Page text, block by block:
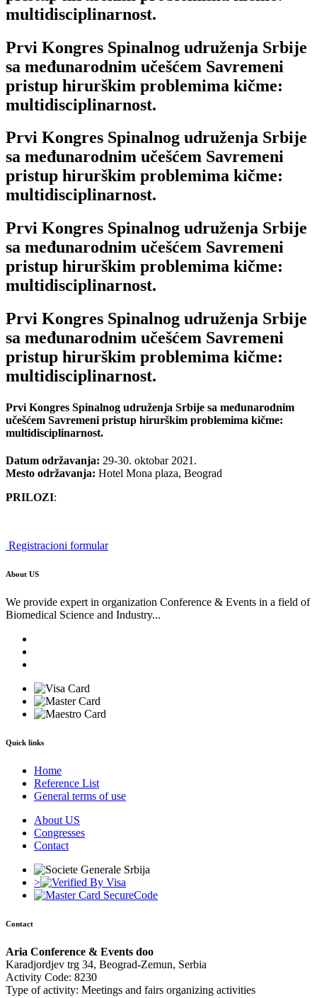
multidisciplinarnost.
Prvi Kongres Spinalnog udruženja Srbije
sa međunarodnim učešćem Savremeni
pristup hirurškim problemima kičme:
multidisciplinarnost.
Prvi Kongres Spinalnog udruženja Srbije
sa međunarodnim učešćem Savremeni
pristup hirurškim problemima kičme:
multidisciplinarnost.
Prvi Kongres Spinalnog udruženja Srbije
sa međunarodnim učešćem Savremeni
pristup hirurškim problemima kičme:
multidisciplinarnost.
Prvi Kongres Spinalnog udruženja Srbije
sa međunarodnim učešćem Savremeni
pristup hirurškim problemima kičme:
multidisciplinarnost.
Prvi Kongres Spinalnog udruženja Srbije sa međunarodnim
učešćem Savremeni pristup hirurškim problemima kičme:
multidisciplinarnost.
Datum održavanja: 29-30. oktobar 2021.
Mesto održavanja: Hotel Mona plaza, Beograd
PRILOZI:
Registracioni formular
About US
We provide expert in organization Conference & Events in a field of
Biomedical Science and Industry...
Quick links
Home
Reference List
General terms of use
About US
Congresses
Contact
>
Contact
Aria Conference & Events doo
Karadjordjev trg 34, Beograd-Zemun, Serbia
Activity Code: 8230
Type of activity: Meetings and fairs organizing activities